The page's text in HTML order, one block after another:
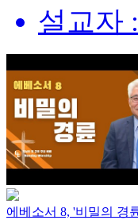
설교자
에베소서 8, '비밀의 경